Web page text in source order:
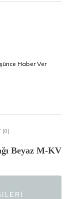
Haber Ver
(0)
Beyaz M-KV